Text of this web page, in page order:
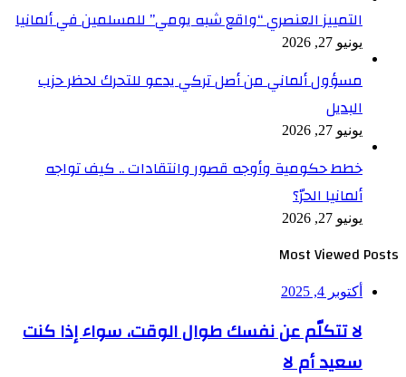
التمييز العنصري “واقع شبه يومي” للمسلمين في ألمانيا
يونيو 27, 2026
مسؤول ألماني من أصل تركي يدعو للتحرك لحظر حزب
البديل
يونيو 27, 2026
خطط حكومية وأوجه قصور وانتقادات .. كيف تواجه
ألمانيا الحرّ؟
يونيو 27, 2026
Most Viewed Posts
أكتوبر 4, 2025
لا تتكلّم عن نفسك طوال الوقت، سواء إذا كنت
سعيد أم لا